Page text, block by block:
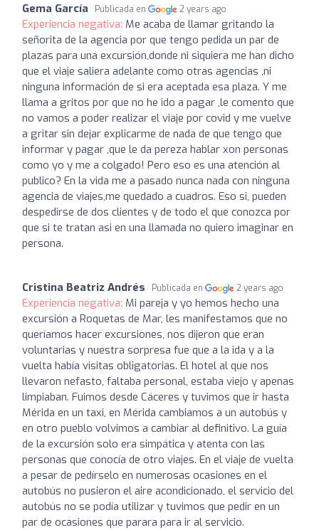
Gema García Publicada en 2 years ago
Experiencia negativa: Me acaba de llamar gritando la
señorita de la agencia por que tengo pedida un par de
plazas para una excursión,donde ni siquiera me han dicho
que el viaje saliera adelante como otras agencias ,ni
ninguna información de si era aceptada esa plaza. Y me
llama a gritos por que no he ido a pagar ,le comento que
no vamos a poder realizar el viaje por covid y me vuelve
a gritar sin dejar explicarme de nada de que tengo que
informar y pagar ,que le da pereza hablar xon personas
como yo y me a colgado! Pero eso es una atención al
publico? En la vida me a pasado nunca nada con ninguna
agencia de viajes,me quedado a cuadros. Eso si, pueden
despedirse de dos clientes y de todo el que conozca por
que si te tratan asi en una llamada no quiero imaginar en
persona.
Cristina Beatriz Andrés Publicada en 2 years ago
Experiencia negativa: Mi pareja y yo hemos hecho una
excursión a Roquetas de Mar, les manifestamos que no
queríamos hacer excursiones, nos dijeron que eran
voluntarias y nuestra sorpresa fue que a la ida y a la
vuelta había visitas obligatorias. El hotel al que nos
llevaron nefasto, faltaba personal, estaba viejo y apenas
limpiaban. Fuimos desde Cáceres y tuvimos que ir hasta
Mérida en un taxi, en Mérida cambiamos a un autobús y
en otro pueblo volvimos a cambiar al definitivo. La guía
de la excursión solo era simpática y atenta con las
personas que conocía de otro viajes. En el viaje de vuelta
a pesar de pedírselo en numerosas ocasiones en el
autobús no pusieron el aire acondicionado, el servicio del
autobús no se podía utilizar y tuvimos que pedir en un
par de ocasiones que parara para ir al servicio.